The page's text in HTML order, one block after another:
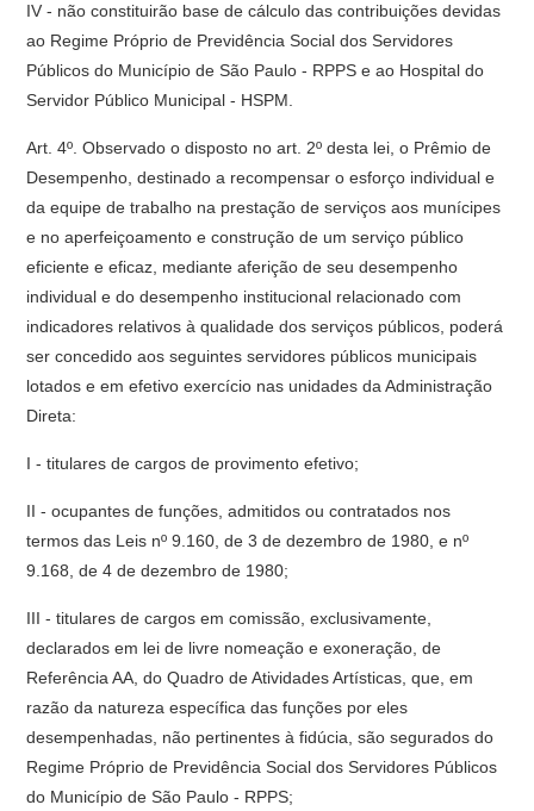
IV - não constituirão base de cálculo das contribuições devidas
ao Regime Próprio de Previdência Social dos Servidores
Públicos do Município de São Paulo - RPPS e ao Hospital do
Servidor Público Municipal - HSPM.
Art. 4º. Observado o disposto no art. 2º desta lei, o Prêmio de
Desempenho, destinado a recompensar o esforço individual e
da equipe de trabalho na prestação de serviços aos munícipes
e no aperfeiçoamento e construção de um serviço público
eficiente e eficaz, mediante aferição de seu desempenho
individual e do desempenho institucional relacionado com
indicadores relativos à qualidade dos serviços públicos, poderá
ser concedido aos seguintes servidores públicos municipais
lotados e em efetivo exercício nas unidades da Administração
Direta:
I - titulares de cargos de provimento efetivo;
II - ocupantes de funções, admitidos ou contratados nos
termos das Leis nº 9.160, de 3 de dezembro de 1980, e nº
9.168, de 4 de dezembro de 1980;
III - titulares de cargos em comissão, exclusivamente,
declarados em lei de livre nomeação e exoneração, de
Referência AA, do Quadro de Atividades Artísticas, que, em
razão da natureza específica das funções por eles
desempenhadas, não pertinentes à fidúcia, são segurados do
Regime Próprio de Previdência Social dos Servidores Públicos
do Município de São Paulo - RPPS;